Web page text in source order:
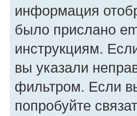
информация
было прислано
инструкциям.
вы указали
фильтром. Если
попробуйте